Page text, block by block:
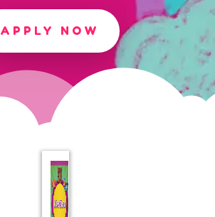
APPLY NOW